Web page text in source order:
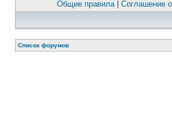
Общие правила| Соглашение
Список форумов